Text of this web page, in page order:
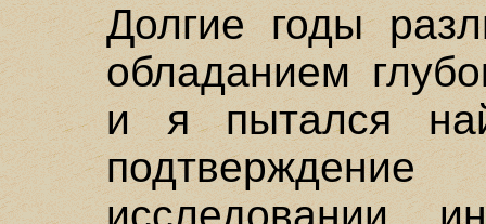
Долгие годы
обладанием
и я пытался